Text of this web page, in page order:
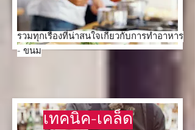
รวมทุกเรื่องที่น่าสนใจเกี่ยวกับการทำอาหาร
- ขนม
เทคนิค-เคล็ด